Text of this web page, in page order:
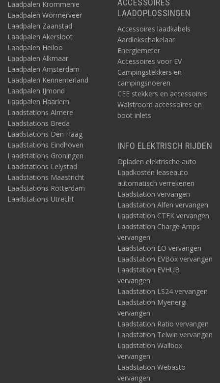
Laadpalen Krommenie
Laadpalen Wormerveer
Laadpalen Zaanstad
Laadpalen Akersloot
Laadpalen Heiloo
Laadpalen Alkmaar
Laadpalen Amsterdam
Laadpalen Kennemerland
Laadpalen IJmond
Laadpalen Haarlem
Laadstations Almere
Laadstations Breda
Laadstations Den Haag
Laadstations Eindhoven
Laadstations Groningen
Laadstations Lelystad
Laadstations Maastricht
Laadstations Rotterdam
Laadstations Utrecht
ACCESSOIRES
LAADOPLOSSINGEN
Accessoires laadkabels
Aardlekschakelaar
Energiemeter
Accessoires voor EV
Campingstekkers en
campingsnoeren
CEE stekkers en accessoires
Walstroom accessoires en
boot inlets
INFO ELEKTRISCH RIJDEN
Opladen elektrische auto
Laadkosten leaseauto
automatisch verrekenen
Laadstation vervangen
Laadstation Alfen vervangen
Laadstation CTEK vervangen
Laadstation Charge Amps
vervangen
Laadstation EO vervangen
Laadstation EVBox vervangen
Laadstation EVHUB
vervangen
Laadstation LS24 vervangen
Laadstation Myenergi
vervangen
Laadstation Ratio vervangen
Laadstation Telwin vervangen
Laadstation Wallbox
vervangen
Laadstation Webasto
vervangen